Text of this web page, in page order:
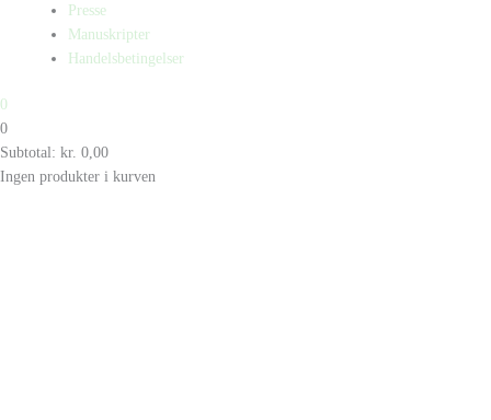
Presse
Manuskripter
Handelsbetingelser
0
0
Subtotal: kr. 0,00
Ingen produkter i kurven